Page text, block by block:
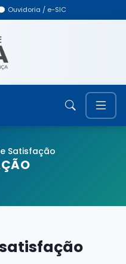
Ouvidoria / e-SIC
Satisfação